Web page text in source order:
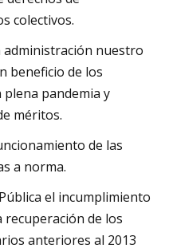
colectivos.
administración nuestro
beneficio de los
pandemia y
méritos.
de las
a norma.
el incumplimiento
recuperación de los
anteriores al 2013